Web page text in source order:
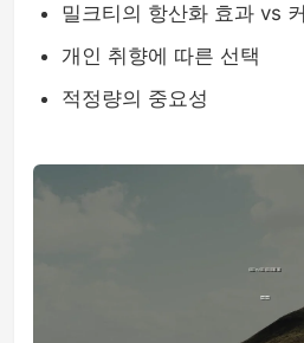
밀크티의 항산화 효과 vs
개인 취향에 따른 선택
적정량의 중요성